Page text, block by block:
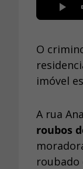
O
imóvel
A rua
roubos
roubado